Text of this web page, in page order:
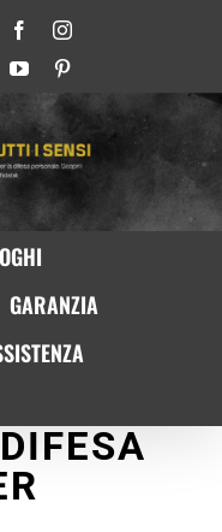
FacebookInstagram
YouTubePinterest
GARANZIA